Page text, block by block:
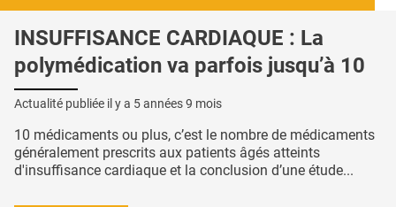
INSUFFISANCE CARDIAQUE : La
polymédication va parfois jusqu’à 10
Actualité publiée il y a 5 années 9 mois
10 médicaments ou plus, c’est le nombre de médicaments
généralement prescrits aux patients âgés atteints
d'insuffisance cardiaque et la conclusion d’une étude...